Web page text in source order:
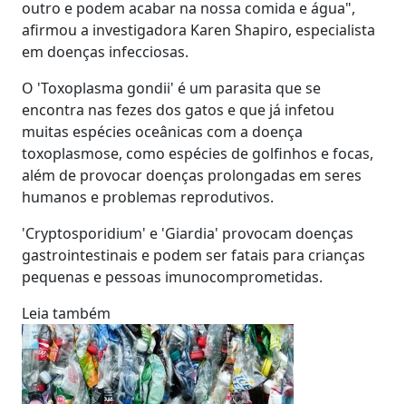
outro e podem acabar na nossa comida e água",
afirmou a investigadora Karen Shapiro, especialista
em doenças infecciosas.
O 'Toxoplasma gondii' é um parasita que se
encontra nas fezes dos gatos e que já infetou
muitas espécies oceânicas com a doença
toxoplasmose, como espécies de golfinhos e focas,
além de provocar doenças prolongadas em seres
humanos e problemas reprodutivos.
'Cryptosporidium' e 'Giardia' provocam doenças
gastrointestinais e podem ser fatais para crianças
pequenas e pessoas imunocomprometidas.
Leia também